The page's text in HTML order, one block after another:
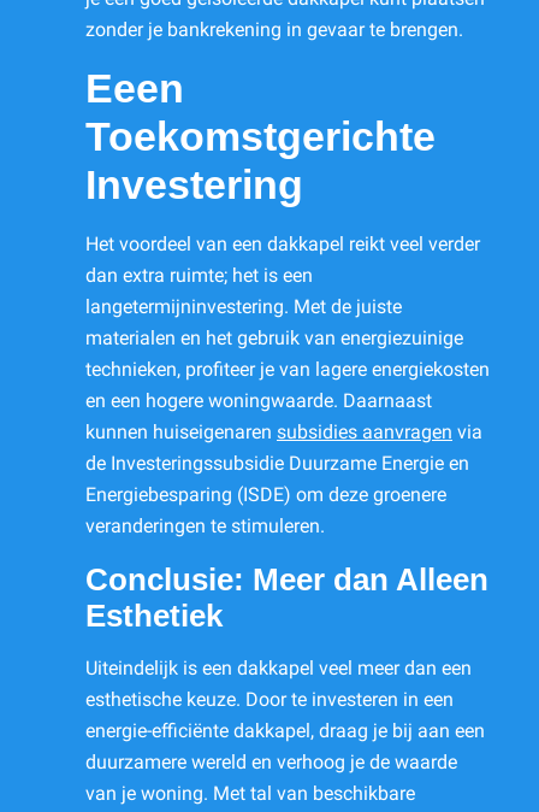
zonder je bankrekening in gevaar te brengen.
Eeen
Toekomstgerichte
Investering
Het voordeel van een dakkapel reikt veel verder
dan extra ruimte; het is een
langetermijninvestering. Met de juiste
materialen en het gebruik van energiezuinige
technieken, profiteer je van lagere energiekosten
en een hogere woningwaarde. Daarnaast
kunnen huiseigenaren subsidies aanvragen via
de Investeringssubsidie Duurzame Energie en
Energiebesparing (ISDE) om deze groenere
veranderingen te stimuleren.
Conclusie: Meer dan Alleen
Esthetiek
Uiteindelijk is een dakkapel veel meer dan een
esthetische keuze. Door te investeren in een
energie-efficiënte dakkapel, draag je bij aan een
duurzamere wereld en verhoog je de waarde
van je woning. Met tal van beschikbare